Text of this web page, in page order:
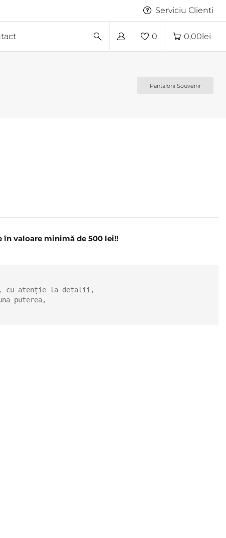
Serviciu Clienti
0 0,00lei
Pantaloni Souvenir
în valoare minimă de 500 lei!!
cu atenție la detalii,
puterea,